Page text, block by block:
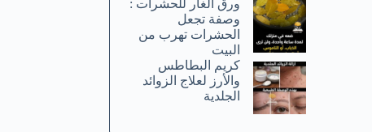
ورق الغار للحشرات :
وصفة تجعل
الحشرات تهرب من
البيت
كريم البطاطس
والأرز لعلاج الزوائد
الجلدية